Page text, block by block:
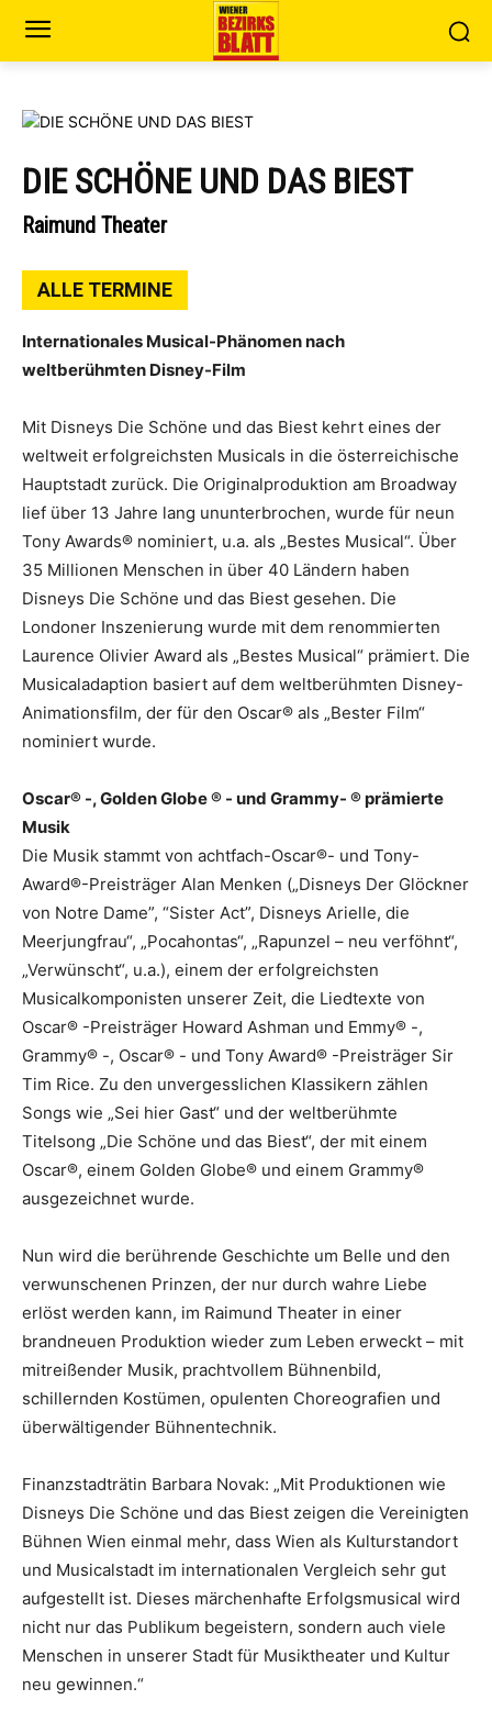
DIE SCHÖNE UND DAS BIEST
Raimund Theater
ALLE TERMINE
Internationales Musical-Phänomen nach
weltberühmten Disney-Film
Mit Disneys Die Schöne und das Biest kehrt eines der
weltweit erfolgreichsten Musicals in die österreichische
Hauptstadt zurück. Die Originalproduktion am Broadway
lief über 13 Jahre lang ununterbrochen, wurde für neun
Tony Awards® nominiert, u.a. als „Bestes Musical“. Über
35 Millionen Menschen in über 40 Ländern haben
Disneys Die Schöne und das Biest gesehen. Die
Londoner Inszenierung wurde mit dem renommierten
Laurence Olivier Award als „Bestes Musical“ prämiert. Die
Musicaladaption basiert auf dem weltberühmten Disney-
Animationsfilm, der für den Oscar® als „Bester Film“
nominiert wurde.
Oscar® -, Golden Globe ® - und Grammy- ® prämierte
Musik
Die Musik stammt von achtfach-Oscar®- und Tony-
Award®-Preisträger Alan Menken („Disneys Der Glöckner
von Notre Dame”, “Sister Act”, Disneys Arielle, die
Meerjungfrau“, „Pocahontas“, „Rapunzel – neu verföhnt“,
„Verwünscht“, u.a.), einem der erfolgreichsten
Musicalkomponisten unserer Zeit, die Liedtexte von
Oscar® -Preisträger Howard Ashman und Emmy® -,
Grammy® -, Oscar® - und Tony Award® -Preisträger Sir
Tim Rice. Zu den unvergesslichen Klassikern zählen
Songs wie „Sei hier Gast“ und der weltberühmte
Titelsong „Die Schöne und das Biest“, der mit einem
Oscar®, einem Golden Globe® und einem Grammy®
ausgezeichnet wurde.
Nun wird die berührende Geschichte um Belle und den
verwunschenen Prinzen, der nur durch wahre Liebe
erlöst werden kann, im Raimund Theater in einer
brandneuen Produktion wieder zum Leben erweckt – mit
mitreißender Musik, prachtvollem Bühnenbild,
schillernden Kostümen, opulenten Choreografien und
überwältigender Bühnentechnik.
Finanzstadträtin Barbara Novak: „Mit Produktionen wie
Disneys Die Schöne und das Biest zeigen die Vereinigten
Bühnen Wien einmal mehr, dass Wien als Kulturstandort
und Musicalstadt im internationalen Vergleich sehr gut
aufgestellt ist. Dieses märchenhafte Erfolgsmusical wird
nicht nur das Publikum begeistern, sondern auch viele
Menschen in unserer Stadt für Musiktheater und Kultur
neu gewinnen.“